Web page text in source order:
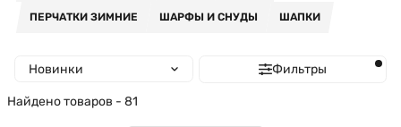
ПЕРЧАТКИ ЗИМНИЕ ШАРФЫ И СНУДЫ ШАПКИ
Новинки Фильтры
Найдено товаров - 81